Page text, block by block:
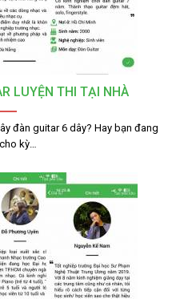
LUYỆN THI TẠI NHÀ
đàn guitar 6 dây? Hay bạn đang
kỳ…